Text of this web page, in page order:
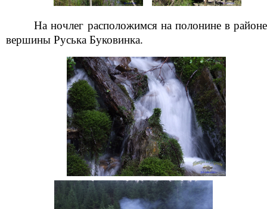
На ночлег расположимся на полонине в районе
вершины Руська Буковинка.